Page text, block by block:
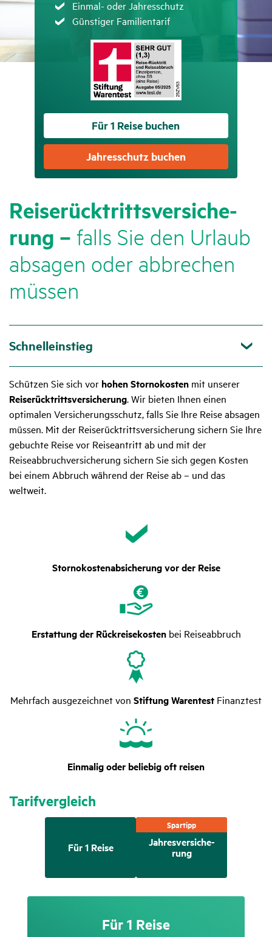
Zutreffend
Einmal- oder Jahresschutz
Zutreffend
Günstiger Familientarif
Für 1 Reise buchen
Jahres­schutz buchen
Reise­rück­tritts­ver­si­che­
rung – falls Sie den Urlaub
absagen oder abbre­chen
müssen
Schnelleinstieg
Schützen Sie sich vor hohen Stornokosten mit unserer
Reiserücktritts­versicherung. Wir bieten Ihnen einen
optimalen Versicherungs­schutz, falls Sie Ihre Reise absagen
müssen. Mit der Reiserücktritts­versicherung sichern Sie Ihre
gebuchte Reise vor Reiseantritt ab und mit der
Reiseabbruchversicherung sichern Sie sich gegen Kosten
bei einem Abbruch während der Reise ab – und das
weltweit.
Stornokostenabsicherung vor der Reise
Erstattung der Rückreisekostenbei Reiseabbruch
Mehrfach ausgezeichnet von Stiftung Warentest Finanztest
Einmalig oder beliebig oft reisen
Tarif­ver­gleich
Für 1 Reise
Spartipp
Jahres­ver­si­che­
rung
Für 1 Reise